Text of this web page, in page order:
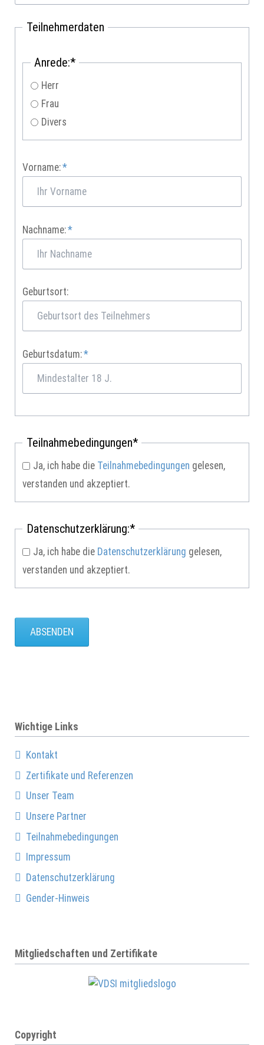
Teilnehmerdaten
Pflichtfeld
Anrede:*
Herr
Frau
Divers
Pflichtfeld
Vorname:*
Pflichtfeld
Nachname:*
Geburtsort:
Pflichtfeld
Geburtsdatum:*
Pflichtfeld
Teilnahmebedingungen*
Ja, ich habe die Teilnahmebedingungen gelesen,
verstanden und akzeptiert.
Pflichtfeld
Datenschutzerklärung:*
Ja, ich habe die Datenschutzerklärung gelesen,
verstanden und akzeptiert.
ABSENDEN
Wichtige Links
Kontakt
Zertifikate und Referenzen
Unser Team
Unsere Partner
Teilnahmebedingungen
Impressum
Datenschutzerklärung
Gender-Hinweis
Mitgliedschaften und Zertifikate
Copyright